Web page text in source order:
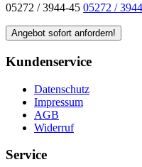
05272 / 3944-45 05272 /
Kundenservice
Datenschutz
Impressum
AGB
Widerruf
Service